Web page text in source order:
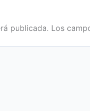
publicada. Los